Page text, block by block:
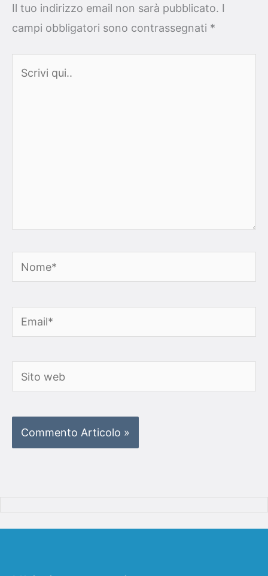
Il tuo indirizzo email non sarà pubblicato. I
campi obbligatori sono contrassegnati *
Nome*
Email*
Sito
web